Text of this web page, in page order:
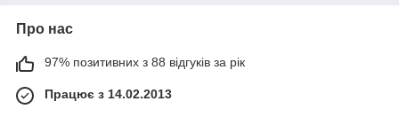
Про нас
97% позитивних з 88 відгуків за рік
Працює з 14.02.2013